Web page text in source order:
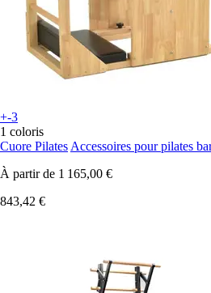
+-3
1 coloris
Cuore Pilates Accessoires pour pilates
À partir de 1 165,00 €
843,42 €